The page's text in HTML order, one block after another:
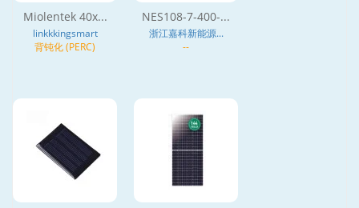
Miolentek 40x...
linkkkingsmart
背钝化 (PERC)
NES108-7-400-...
浙江嘉科新能源...
--